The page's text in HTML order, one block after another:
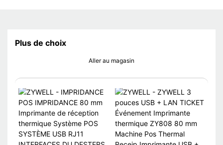
Plus de choix
Aller au magasin